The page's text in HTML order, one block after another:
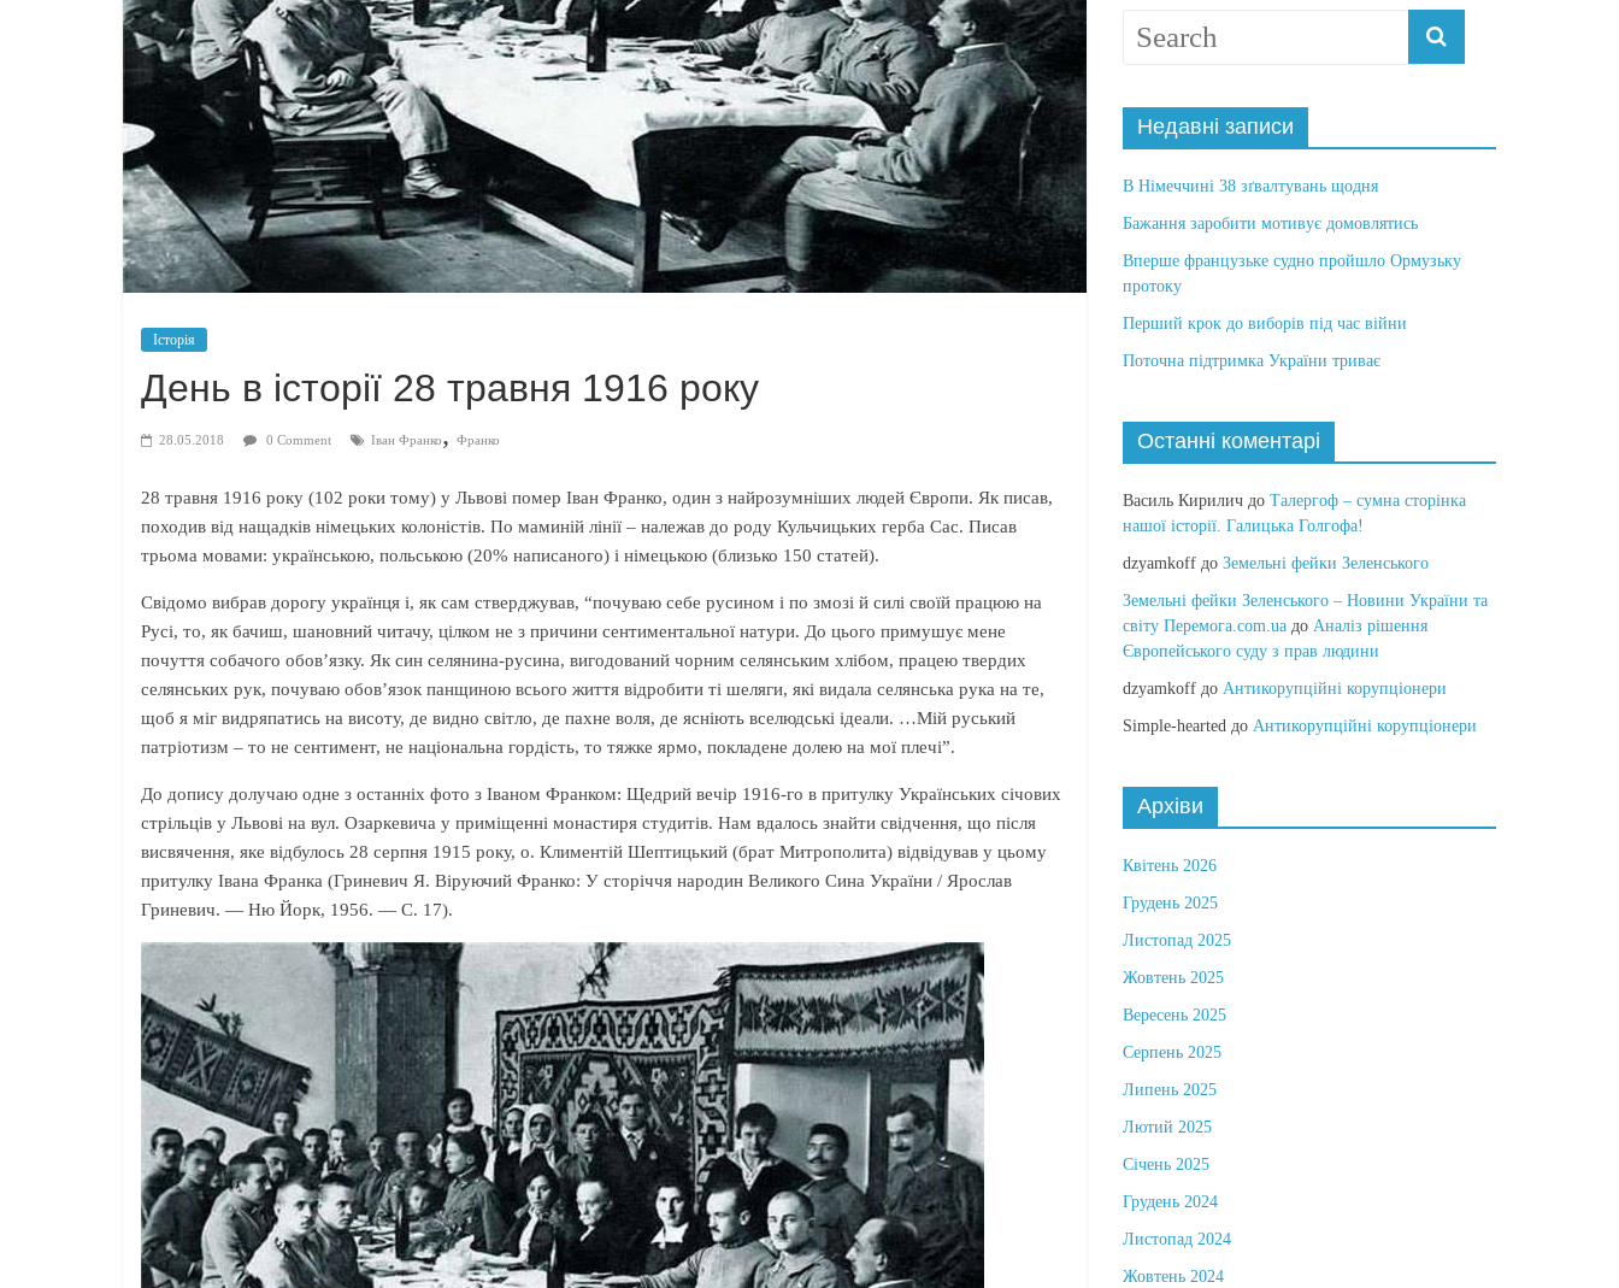
Історія
День в історії 28 травня 1916 року
28.05.2018 0 Comment Іван Франко, Франко
28 травня 1916 року (102 роки тому) у Львові помер Іван Франко, один з найрозумніших людей Європи. Як писав,
походив від нащадків німецьких колоністів. По маминій лінії – належав до роду Кульчицьких герба Сас. Писав
трьома мовами: українською, польською (20% написаного) і німецькою (близько 150 статей).
Свідомо вибрав дорогу українця і, як сам стверджував, “почуваю себе русином і по змозі й силі своїй працюю на
Русі, то, як бачиш, шановний читачу, цілком не з причини сентиментальної натури. До цього примушує мене
почуття собачого обов’язку. Як син селянина-русина, вигодований чорним селянським хлібом, працею твердих
селянських рук, почуваю обов’язок панщиною всього життя відробити ті шеляги, які видала селянська рука на те,
щоб я міг видряпатись на висоту, де видно світло, де пахне воля, де ясніють вселюдські ідеали. …Мій руський
патріотизм – то не сентимент, не національна гордість, то тяжке ярмо, покладене долею на мої плечі”.
До допису долучаю одне з останніх фото з Іваном Франком: Щедрий вечір 1916-го в притулку Українських січових
стрільців у Львові на вул. Озаркевича у приміщенні монастиря студитів. Нам вдалось знайти свідчення, що після
висвячення, яке відбулось 28 серпня 1915 року, о. Климентій Шептицький (брат Митрополита) відвідував у цьому
притулку Івана Франка (Гриневич Я. Віруючий Франко: У сторіччя народин Великого Сина України / Ярослав
Гриневич. — Ню Йорк, 1956. — С. 17).
Недавні записи
В Німеччині 38 зґвалтувань щодня
Бажання заробити мотивує домовлятись
Вперше французьке судно пройшло Ормузьку
протоку
Перший крок до виборів під час війни
Поточна підтримка України триває
Останні коментарі
Василь Кирилич до Талергоф – сумна сторінка
нашої історії. Галицька Голгофа!
dzyamkoff до Земельні фейки Зеленського
Земельні фейки Зеленського – Новини України та
світу Перемога.com.ua до Аналіз рішення
Європейського суду з прав людини
dzyamkoff до Антикорупційні корупціонери
Simple-hearted до Антикорупційні корупціонери
Архіви
Квітень 2026
Грудень 2025
Листопад 2025
Жовтень 2025
Вересень 2025
Серпень 2025
Липень 2025
Лютий 2025
Січень 2025
Грудень 2024
Листопад 2024
Жовтень 2024